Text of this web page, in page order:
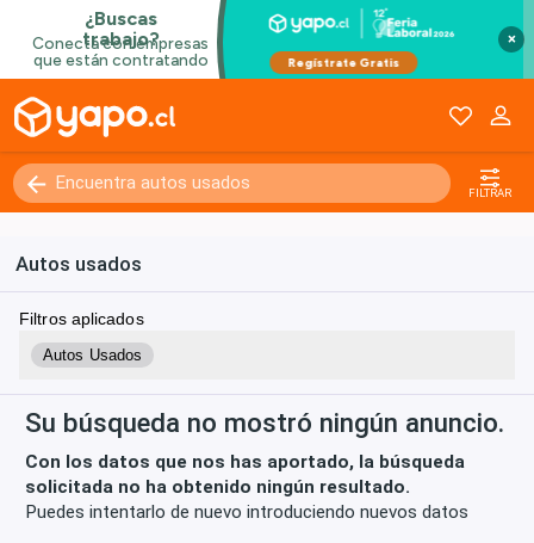
×
FILTRAR
Autos usados
Filtros aplicados
Autos Usados
Su búsqueda no mostró ningún anuncio.
Con los datos que nos has aportado, la búsqueda
solicitada no ha obtenido ningún resultado.
Puedes intentarlo de nuevo introduciendo nuevos datos
Kilómetros 0 - 250000+